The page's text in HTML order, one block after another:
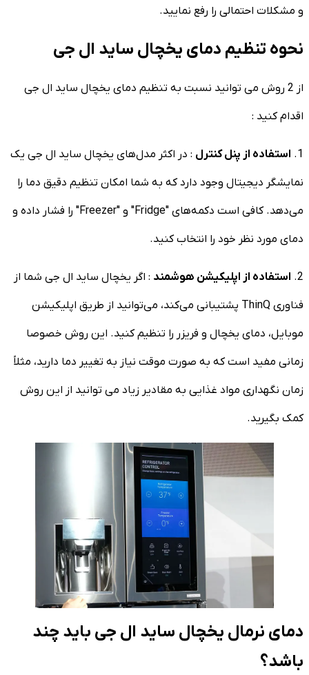
و مشکلات احتمالی را رفع نمایید.
نحوه تنظیم دمای یخچال ساید ال جی
از 2 روش می توانید نسبت به تنظیم دمای یخچال ساید ال جی
اقدام کنید :
1. استفاده از پنل کنترل : در اکثر مدل‌های یخچال ساید ال جی یک
نمایشگر دیجیتال وجود دارد که به شما امکان تنظیم دقیق دما را
می‌دهد. کافی است دکمه‌های "Fridge" و "Freezer" را فشار داده و
دمای مورد نظر خود را انتخاب کنید.
2. استفاده از اپلیکیشن هوشمند : اگر یخچال ساید ال جی شما از
فناوری ThinQ پشتیبانی می‌کند، می‌توانید از طریق اپلیکیشن
موبایل، دمای یخچال و فریزر را تنظیم کنید. این روش خصوصا
زمانی مفید است که به صورت موقت نیاز به تغییر دما دارید، مثلاً
زمان نگهداری مواد غذایی به مقادیر زیاد می توانید از این روش
کمک بگیرید.
دمای نرمال یخچال ساید ال جی باید چند
باشد؟